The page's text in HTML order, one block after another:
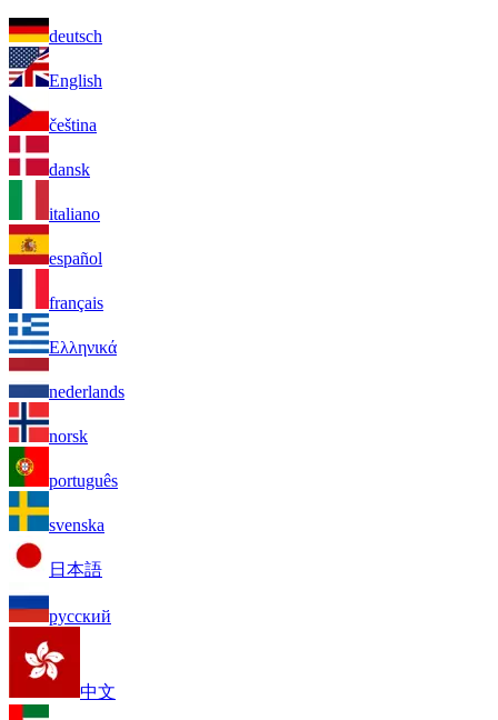
deutsch
English
čeština
dansk
italiano
español
français
Ελληνικά
nederlands
norsk
português
svenska
日本語
русский
中文